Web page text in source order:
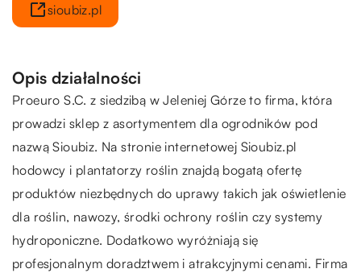
sioubiz.pl
Opis działalności
Proeuro S.C. z siedzibą w Jeleniej Górze to firma, która
prowadzi sklep z asortymentem dla ogrodników pod
nazwą Sioubiz. Na stronie internetowej Sioubiz.pl
hodowcy i plantatorzy roślin znajdą bogatą ofertę
produktów niezbędnych do uprawy takich jak oświetlenie
dla roślin, nawozy, środki ochrony roślin czy systemy
hydroponiczne. Dodatkowo wyróżniają się
profesjonalnym doradztwem i atrakcyjnymi cenami. Firma